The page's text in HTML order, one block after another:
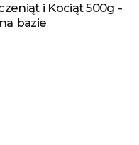
i Kociąt 500g -
bazie